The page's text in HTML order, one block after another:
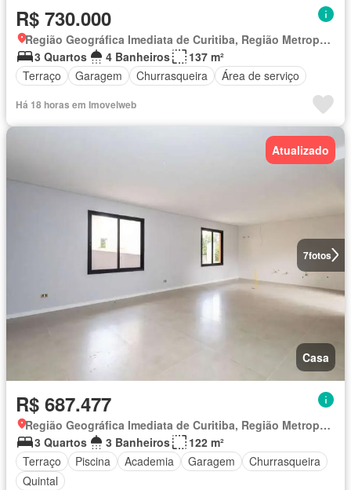
R$ 730.000
Região Geográfica Imediata de Curitiba, Região Metropolitana de Curitiba
3 Quartos
4 Banheiros
137 m²
Terraço
Garagem Churrasqueira Área de serviço
Há 18 horas em Imovelweb
7fotos
Atualizado
Casa
R$ 687.477
Região Geográfica Imediata de Curitiba, Região Metropolitana de Curitiba
3 Quartos
3 Banheiros
122 m²
Terraço
Piscina Academia Garagem
Churrasqueira
Quintal